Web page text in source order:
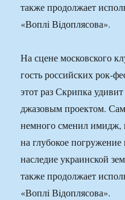
также продолжает
«Воплi Вiдоплясова».
На сцене московского
гость российских рок-
этот раз Скрипка
джазовым проектом.
немного сменил имидж,
на глубокое
наследие украинской
также продолжает
«Воплi Вiдоплясова».